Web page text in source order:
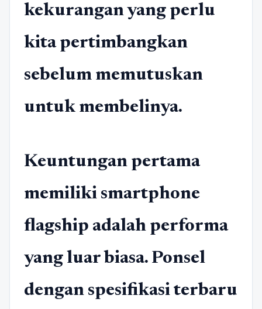
kekurangan yang perlu
kita pertimbangkan
sebelum memutuskan
untuk membelinya.
Keuntungan pertama
memiliki smartphone
flagship adalah performa
yang luar biasa. Ponsel
dengan spesifikasi terbaru